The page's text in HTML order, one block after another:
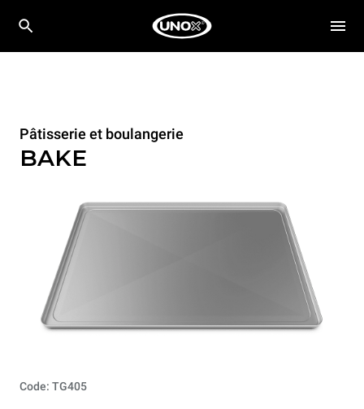
Pâtisserie et boulangerie
BAKE
Code: TG405